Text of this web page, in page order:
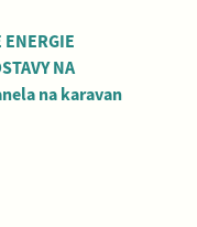
NA
na karavan